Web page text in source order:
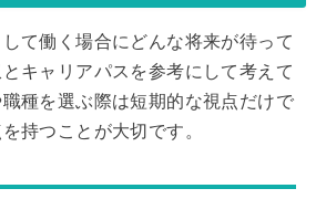
て働く場合にどんな将来が待って
キャリアパスを参考にして考えて
種を選ぶ際は短期的な視点だけで
持つことが大切です。